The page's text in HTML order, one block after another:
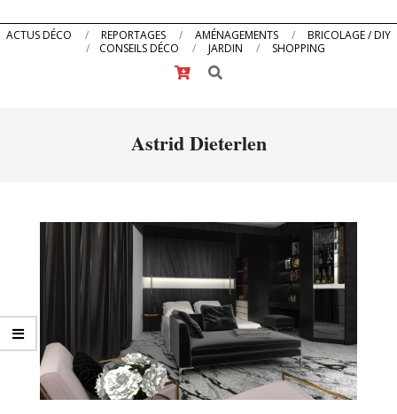
Primary
ACTUS DÉCO REPORTAGES AMÉNAGEMENTS
BRICOLAGE / DIY
CONSEILS DÉCO
JARDIN
SHOPPING
Search
Astrid Dieterlen